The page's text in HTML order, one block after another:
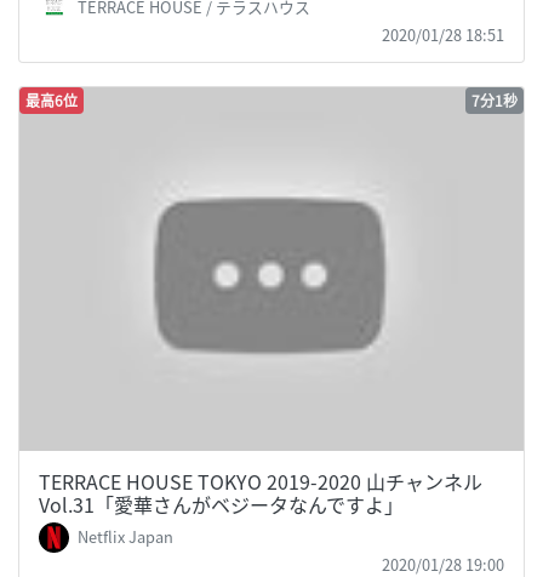
TERRACE HOUSE / テラスハウス
2020/01/28 18:51
最高6位 7分1秒
TERRACE HOUSE TOKYO 2019-2020 山チャンネル
Vol.31「愛華さんがベジータなんですよ」
Netflix Japan
2020/01/28 19:00